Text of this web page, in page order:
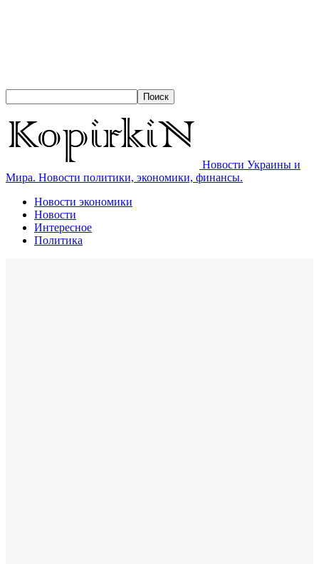
Новости Украины и
Мира. Новости политики, экономики, финансы.
Новости экономики
Новости
Интересное
Политика